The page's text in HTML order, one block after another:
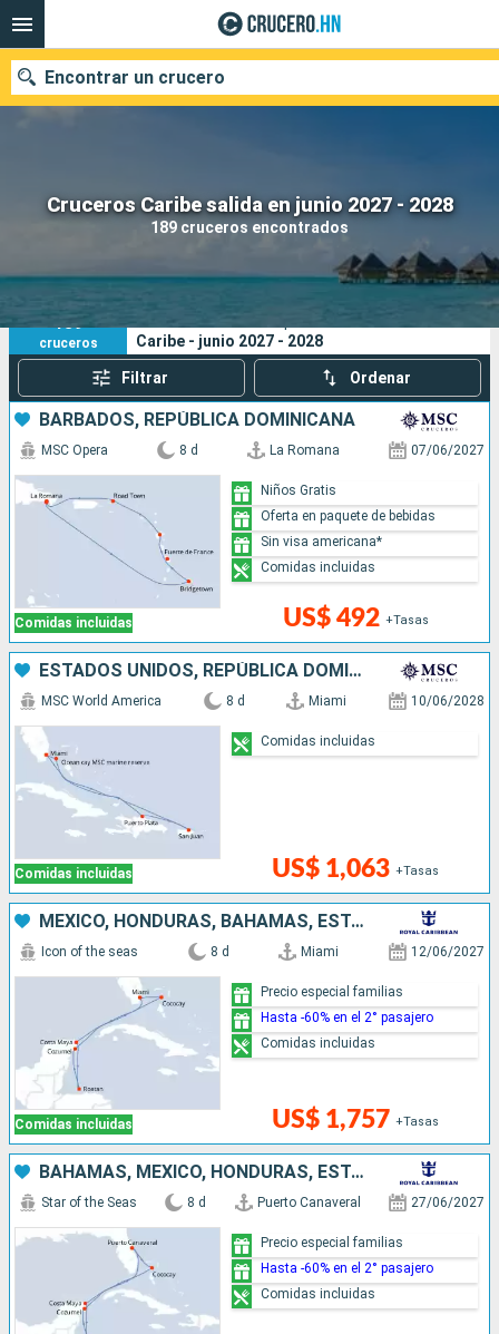
Cruceros Caribe salida en junio 2027 - 2028
189 cruceros encontrados
Encontrar un crucero
Nuestros destinos
Puertos
Buscar
189
cruceros
Caribe - junio 2027 - 2028
Filtrar Ordenar
BARBADOS, REPÚBLICA DOMINICANA
Comidas incluidas
MSC Opera 8 d La Romana 07/06/2027
US$ 492 +Tasas
Niños Gratis
Oferta en paquete de bebidas
Sin visa americana*
Comidas incluidas
ESTADOS UNIDOS, REPÚBLICA DOMINICANA, PUERTO RICO, BAHAMAS
Comidas incluidas
MSC World America 8 d Miami 10/06/2028
US$ 1,063 +Tasas
Comidas incluidas
MÉXICO, HONDURAS, BAHAMAS, ESTADOS UNIDOS
Comidas incluidas
Icon of the seas 8 d Miami 12/06/2027
US$ 1,757 +Tasas
Precio especial familias
Hasta -60% en el 2° pasajero
Comidas incluidas
BAHAMAS, MÉXICO, HONDURAS, ESTADOS UNIDOS
Star of the Seas 8 d Puerto Canaveral 27/06/2027
Precio especial familias
Hasta -60% en el 2° pasajero
Comidas incluidas